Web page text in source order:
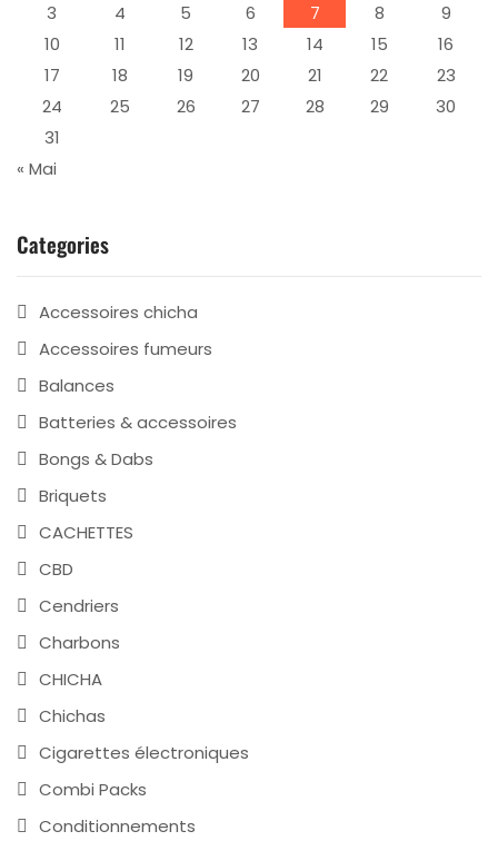
3
4 5 6 7 8
9
10
11 12 13 14 15
16
17
18 19 20 21 22
23
24
25 26 27 28 29
30
31
« Mai
Categories
Accessoires chicha
Accessoires fumeurs
Balances
Batteries & accessoires
Bongs & Dabs
Briquets
CACHETTES
CBD
Cendriers
Charbons
CHICHA
Chichas
Cigarettes électroniques
Combi Packs
Conditionnements